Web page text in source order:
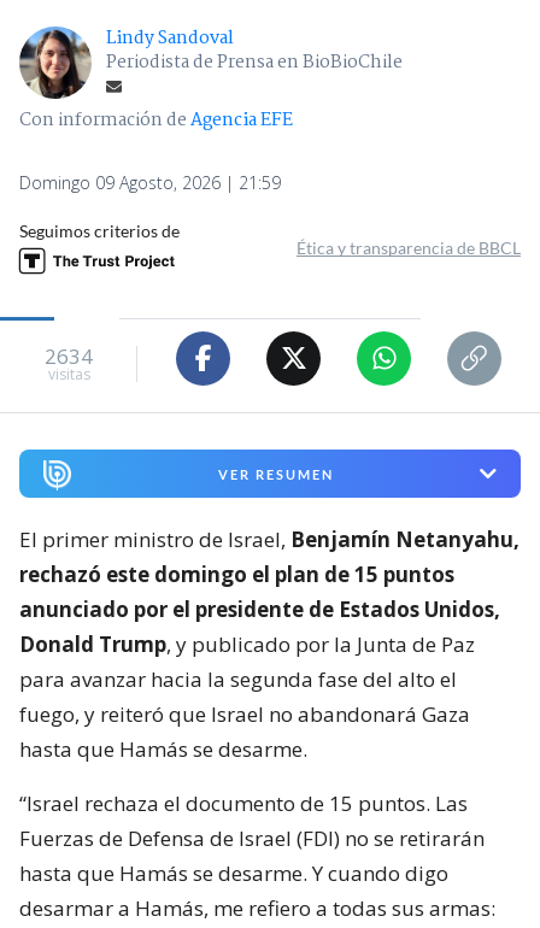
Lindy Sandoval
Periodista de Prensa en BioBioChile
Con información deAgencia EFE
Domingo 09 Agosto, 2026 | 21:59
Seguimos criterios de
Ética y transparencia de BBCL
2634
visitas
VER RESUMEN
El primer ministro de Israel, Benjamín Netanyahu,
rechazó este domingo el plan de 15 puntos
anunciado por el presidente de Estados Unidos,
Donald Trump, y publicado por la Junta de Paz
para avanzar hacia la segunda fase del alto el
fuego, y reiteró que Israel no abandonará Gaza
hasta que Hamás se desarme.
“Israel rechaza el documento de 15 puntos. Las
Fuerzas de Defensa de Israel (FDI) no se retirarán
hasta que Hamás se desarme. Y cuando digo
desarmar a Hamás, me refiero a todas sus armas: